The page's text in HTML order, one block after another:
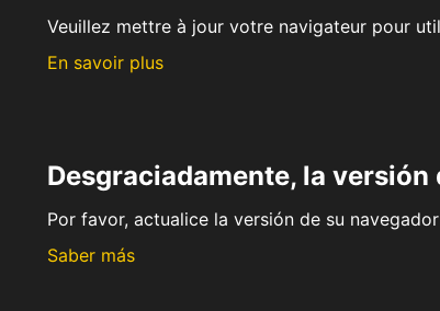
Veuillez mettre à jour votre navigateur pour
En savoir plus
Desgraciadamente, la
Por favor, actualice la versión de su
Saber más